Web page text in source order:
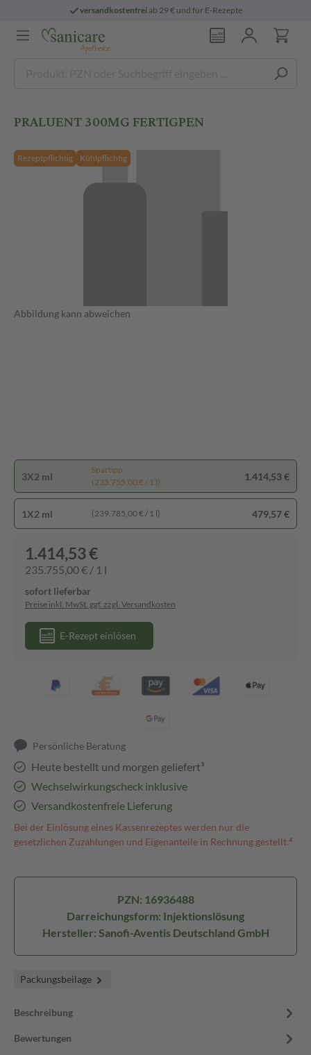
versandkostenfreiab 29 € und für E-Rezepte
PRALUENT 300MG FERTIGPEN
Rezeptpflichtig Kühlpflichtig
Abbildung kann abweichen
3X2 ml
Spartipp
(235.755,00 € / 1 l)
1.414,53 €
1X2 ml (239.785,00 € / 1 l) 479,57 €
1.414,53 €
235.755,00 € / 1 l
sofort lieferbar
Preise inkl. MwSt. ggf. zzgl. Versandkosten
E-Rezept einlösen
Persönliche Beratung
Heute bestellt und morgen geliefert³
Wechselwirkungscheck inklusive
Versandkostenfreie Lieferung
Bei der Einlösung eines Kassenrezeptes werden nur die
gesetzlichen Zuzahlungen und Eigenanteile in Rechnung gestellt.⁴
PZN: 16936488
Darreichungsform: Injektionslösung
Hersteller: Sanofi-Aventis Deutschland GmbH
Packungsbeilage
Beschreibung
Bewertungen